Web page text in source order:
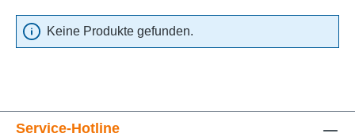
Keine Produkte gefunden.
Service-Hotline